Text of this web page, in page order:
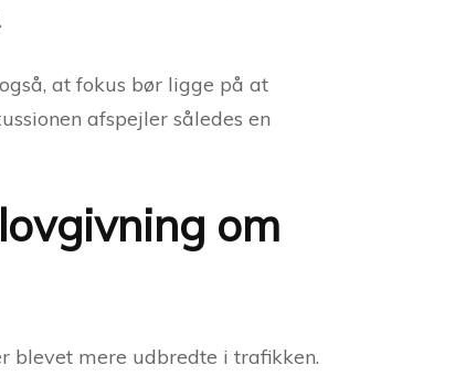
at fokus bør ligge på at
afspejler således en
om
blevet mere udbredte i trafikken.